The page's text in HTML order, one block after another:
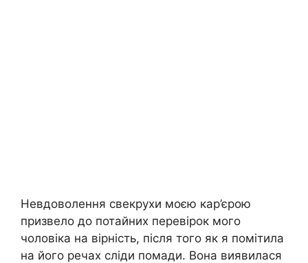
Невдоволення свекрухи моєю кар’єрою
призвело до потайних перевірок мого
чоловіка на вірність, після того як я помітила
на його речах сліди помади. Вона виявилася